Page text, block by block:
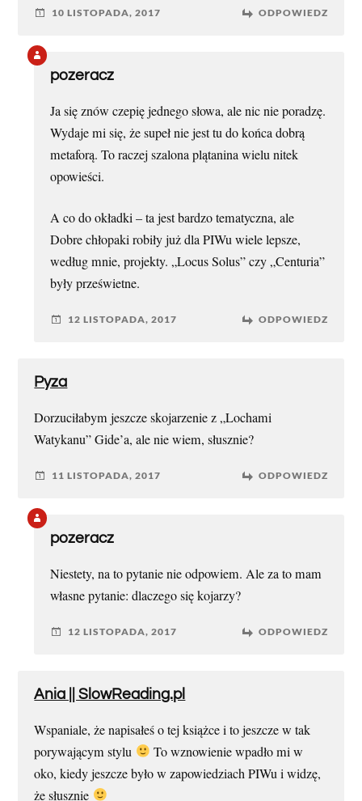
10 LISTOPADA, 2017 ODPOWIEDZ
pozeracz
Ja się znów czepię jednego słowa, ale nic nie poradzę.
Wydaje mi się, że supeł nie jest tu do końca dobrą
metaforą. To raczej szalona plątanina wielu nitek
opowieści.
A co do okładki – ta jest bardzo tematyczna, ale
Dobre chłopaki robiły już dla PIWu wiele lepsze,
według mnie, projekty. „Locus Solus” czy „Centuria”
były prześwietne.
12 LISTOPADA, 2017 ODPOWIEDZ
Pyza
Dorzuciłabym jeszcze skojarzenie z „Lochami
Watykanu” Gide’a, ale nie wiem, słusznie?
11 LISTOPADA, 2017 ODPOWIEDZ
pozeracz
Niestety, na to pytanie nie odpowiem. Ale za to mam
własne pytanie: dlaczego się kojarzy?
12 LISTOPADA, 2017 ODPOWIEDZ
Ania || SlowReading.pl
Wspaniale, że napisałeś o tej książce i to jeszcze w tak
porywającym stylu
To wznowienie wpadło mi w
oko, kiedy jeszcze było w zapowiedziach PIWu i widzę,
że słusznie